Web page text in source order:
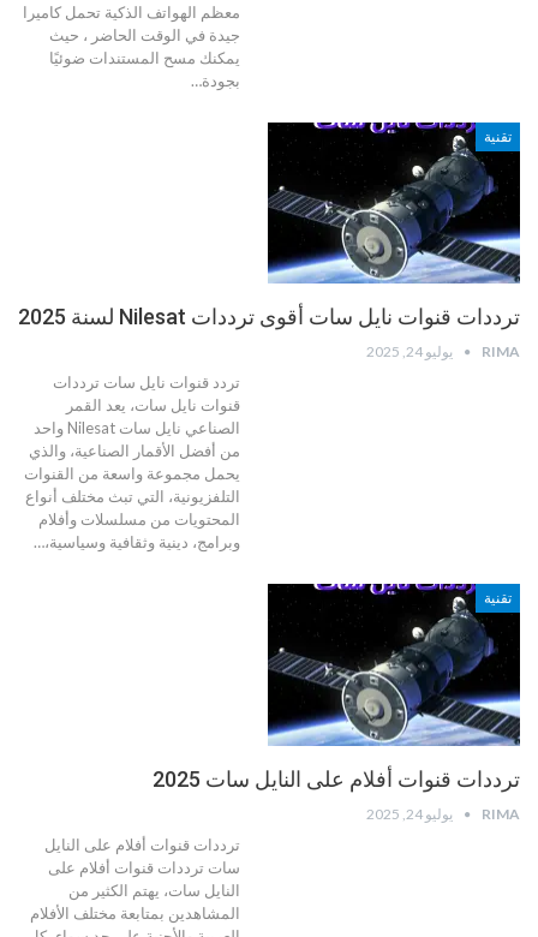
معظم الهواتف الذكية تحمل كاميرا
جيدة في الوقت الحاضر ، حيث
يمكنك مسح المستندات ضوئيًا
بجودة…
تقنية
ترددات قنوات نايل سات أقوى ترددات Nilesat لسنة 2025
RIMA يوليو 24, 2025
تردد قنوات نايل سات ترددات
قنوات نايل سات، يعد القمر
الصناعي نايل سات Nilesat واحد
من أفضل الأقمار الصناعية، والذي
يحمل مجموعة واسعة من القنوات
التلفزيونية، التي تبث مختلف أنواع
المحتويات من مسلسلات وأفلام
وبرامج، دينية وثقافية وسياسية،…
تقنية
ترددات قنوات أفلام على النايل سات 2025
RIMA يوليو 24, 2025
ترددات قنوات أفلام على النايل
سات ترددات قنوات أفلام على
النايل سات، يهتم الكثير من
المشاهدين بمتابعة مختلف الأفلام